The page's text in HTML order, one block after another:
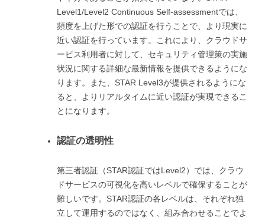
Level1/Level2 Continuous Self-assessmentでは、
頻度を上げた形での認証を行うことで、より現実に
近い認証を行っています。これにより、クラウドサ
ービス利用者に対して、セキュリティ管理策の実施
状況に関する詳細な最新情報を提供できるようにな
ります。また、STAR Level3が提供されるようにな
ると、よりリアルタイムに近い認証が実現できるこ
とになります。
認証の透明性
第三者認証（STAR認証ではLevel2）では、クラウ
ドサービスの可視化を高いレベルで確保することが
難しいです。STAR認証の各レベルは、それぞれ独
立して運用するのではなく、組み合わせることでよ